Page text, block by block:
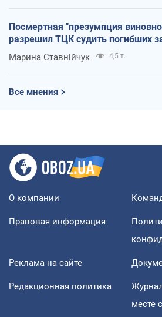
Посмертная "презумпция
разрешил ТЦК судить погибших
Марина Ставнійчук 4,5 т.
Все мнения
О компании
Правовая информация
Реклама на сайте
Редакционная политика
месте